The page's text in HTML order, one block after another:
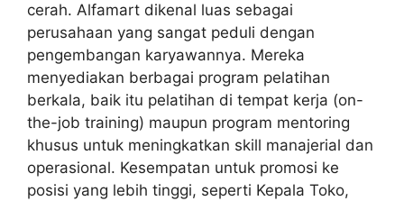
cerah. Alfamart dikenal luas sebagai
perusahaan yang sangat peduli dengan
pengembangan karyawannya. Mereka
menyediakan berbagai program pelatihan
berkala, baik itu pelatihan di tempat kerja (on-
the-job training) maupun program mentoring
khusus untuk meningkatkan skill manajerial dan
operasional. Kesempatan untuk promosi ke
posisi yang lebih tinggi, seperti Kepala Toko,